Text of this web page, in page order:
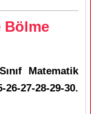
Bölme
Matematik
27-28-29-30.